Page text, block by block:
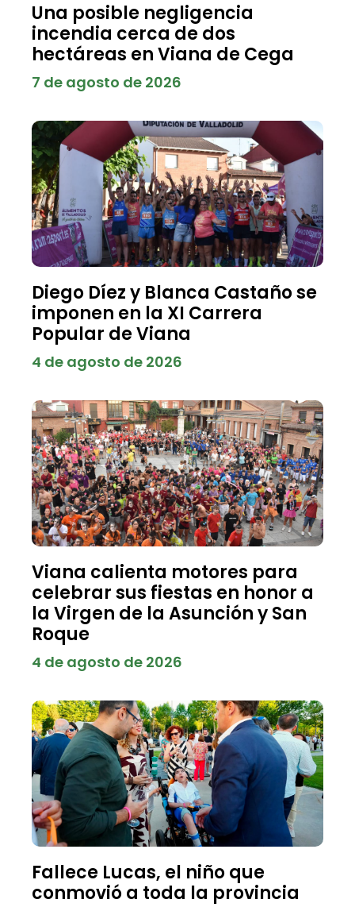
Una posible negligencia
incendia cerca de dos
hectáreas en Viana de Cega
7 de agosto de 2026
Diego Díez y Blanca Castaño se
imponen en la XI Carrera
Popular de Viana
4 de agosto de 2026
Viana calienta motores para
celebrar sus fiestas en honor a
la Virgen de la Asunción y San
Roque
4 de agosto de 2026
Fallece Lucas, el niño que
conmovió a toda la provincia